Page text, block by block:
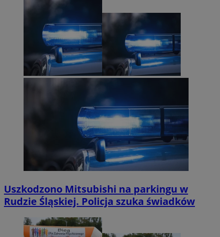
Uszkodzono Mitsubishi na parkingu w
Rudzie Śląskiej. Policja szuka świadków